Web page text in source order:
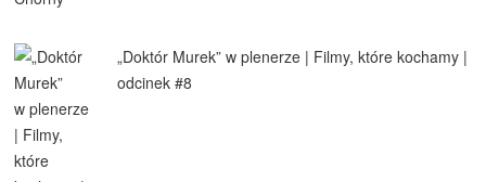
„Doktór Murek” w plenerze | Filmy, które kochamy |
odcinek #8